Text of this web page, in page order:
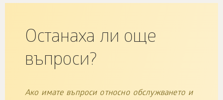
Останаха ли още
въпроси?
Ако имате въпроси относно обслужването и